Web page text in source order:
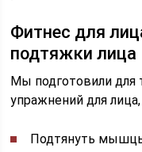
Фитнес для
подтяжки лица
Мы подготовили для
упражнений для
Подтянуть